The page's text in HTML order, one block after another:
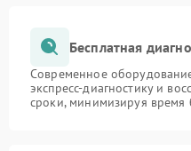
Бесплатная
Современное
экспресс-диагностику и
сроки, минимизируя время